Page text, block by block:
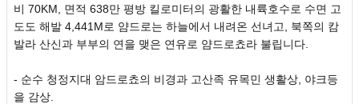
비 70KM, 면적 638만 평방 킬로미터의 광활한 내륙호수로 수면 고
도도 해발 4,441M로 얌드로는 하늘에서 내려온 선녀고, 북쪽의 캄
발라 산신과 부부의 연을 맺은 연유로 얌드로쵸라 불립니다.
- 순수 청정지대 암드로쵸의 비경과 고산족 유목민 생활상, 야크등
을 감상.